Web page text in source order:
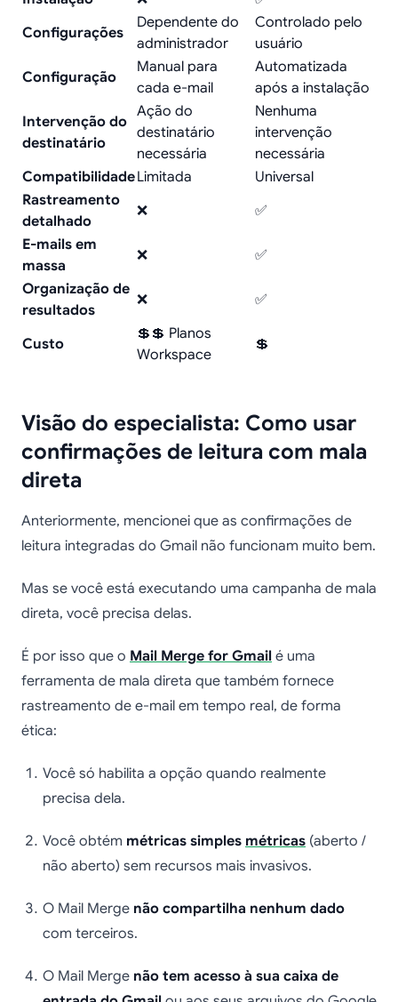
Configurações
Dependente do
administrador
Controlado pelo
usuário
Configuração
Manual para
cada e-mail
Automatizada
após a instalação
Intervenção do
destinatário
Ação do
destinatário
necessária
Nenhuma
intervenção
necessária
CompatibilidadeLimitada
Universal
Rastreamento
detalhado
❌
✅
E-mails em
massa
❌
✅
Organização de
resultados
❌ ✅
Custo
💲💲 Planos
Workspace
💲
Visão do especialista: Como usar
confirmações de leitura com mala
direta
Anteriormente, mencionei que as confirmações de
leitura integradas do Gmail não funcionam muito bem.
Mas se você está executando uma campanha de mala
direta, você precisa delas.
É por isso que o Mail Merge for Gmail é uma
ferramenta de mala direta que também fornece
rastreamento de e-mail em tempo real, de forma
ética:
Você só habilita a opção quando realmente
precisa dela.
Você obtém métricas simples métricas (aberto /
não aberto) sem recursos mais invasivos.
O Mail Merge não compartilha nenhum dado
com terceiros.
O Mail Merge não tem acesso à sua caixa de